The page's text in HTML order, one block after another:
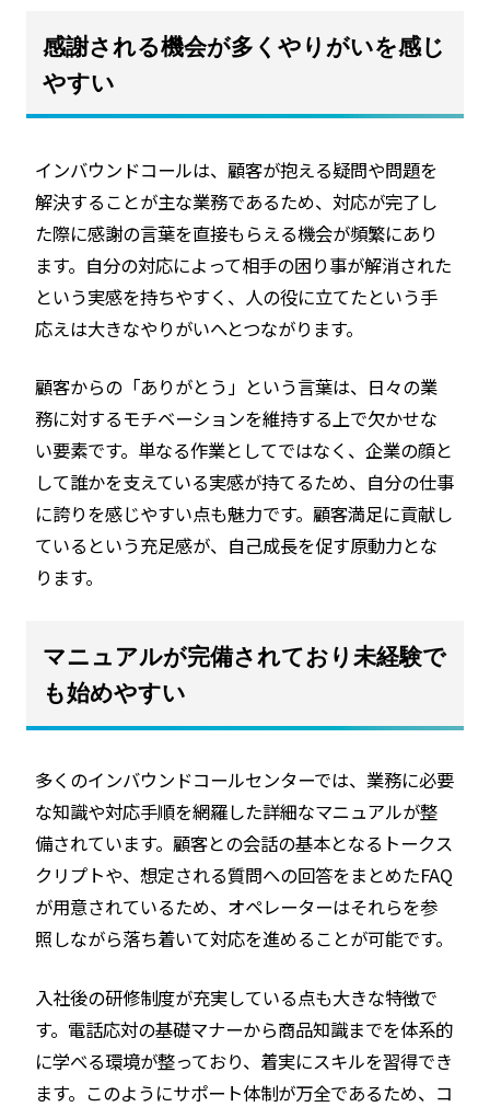
感謝される機会が多くやりがいを感じ
やすい
インバウンドコールは、顧客が抱える疑問や問題を
解決することが主な業務であるため、対応が完了し
た際に感謝の言葉を直接もらえる機会が頻繁にあり
ます。自分の対応によって相手の困り事が解消された
という実感を持ちやすく、人の役に立てたという手
応えは大きなやりがいへとつながります。
顧客からの「ありがとう」という言葉は、日々の業
務に対するモチベーションを維持する上で欠かせな
い要素です。単なる作業としてではなく、企業の顔と
して誰かを支えている実感が持てるため、自分の仕事
に誇りを感じやすい点も魅力です。顧客満足に貢献し
ているという充足感が、自己成長を促す原動力とな
ります。
マニュアルが完備されており未経験で
も始めやすい
多くのインバウンドコールセンターでは、業務に必要
な知識や対応手順を網羅した詳細なマニュアルが整
備されています。顧客との会話の基本となるトークス
クリプトや、想定される質問への回答をまとめたFAQ
が用意されているため、オペレーターはそれらを参
照しながら落ち着いて対応を進めることが可能です。
入社後の研修制度が充実している点も大きな特徴で
す。電話応対の基礎マナーから商品知識までを体系的
に学べる環境が整っており、着実にスキルを習得でき
ます。このようにサポート体制が万全であるため、コ